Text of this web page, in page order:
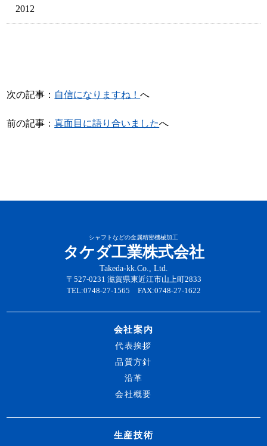
2012
次の記事： 自信になりますね！へ
前の記事：真面目に語り合いましたへ
シャフトなどの金属精密機械加工
タケダ工業株式会社
Takeda-kk.Co., Ltd.
〒527-0231 滋賀県東近江市山上町2833
TEL:0748-27-1565 FAX:0748-27-1622
会社案内
代表挨拶
品質方針
沿革
会社概要
生産技術